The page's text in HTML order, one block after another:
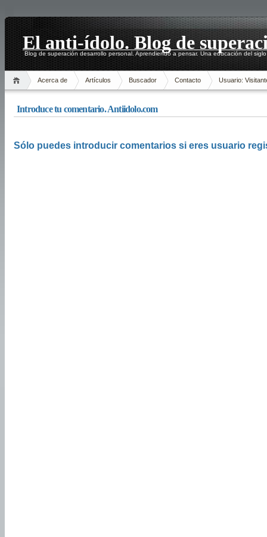
El anti-ídolo. Blog de
Blog de superación desarrollo personal. Aprendiendo a pensar. Una educación del
Acerca de Artículos Buscador Contacto Usuario:
Introduce tu comentario. Antiidolo.com
Sólo puedes introducir comentarios si eres usuario